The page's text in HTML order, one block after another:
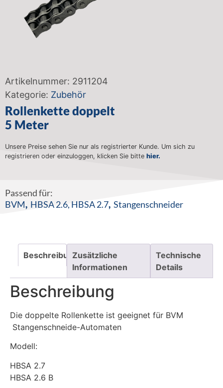
Artikelnummer: 2911204
Kategorie: Zubehör
Rollenkette doppelt
5 Meter
Unsere Preise sehen Sie nur als registrierter Kunde. Um sich zu
registrieren oder einzuloggen, klicken Sie bitte hier.
Passend für:
BVM, HBSA 2.6, HBSA 2.7, Stangenschneider
BeschreibungZusätzliche
Informationen
Technische
Details
Beschreibung
Die doppelte Rollenkette ist geeignet für BVM
Stangenschneide-Automaten
Modell:
HBSA 2.7
HBSA 2.6 B